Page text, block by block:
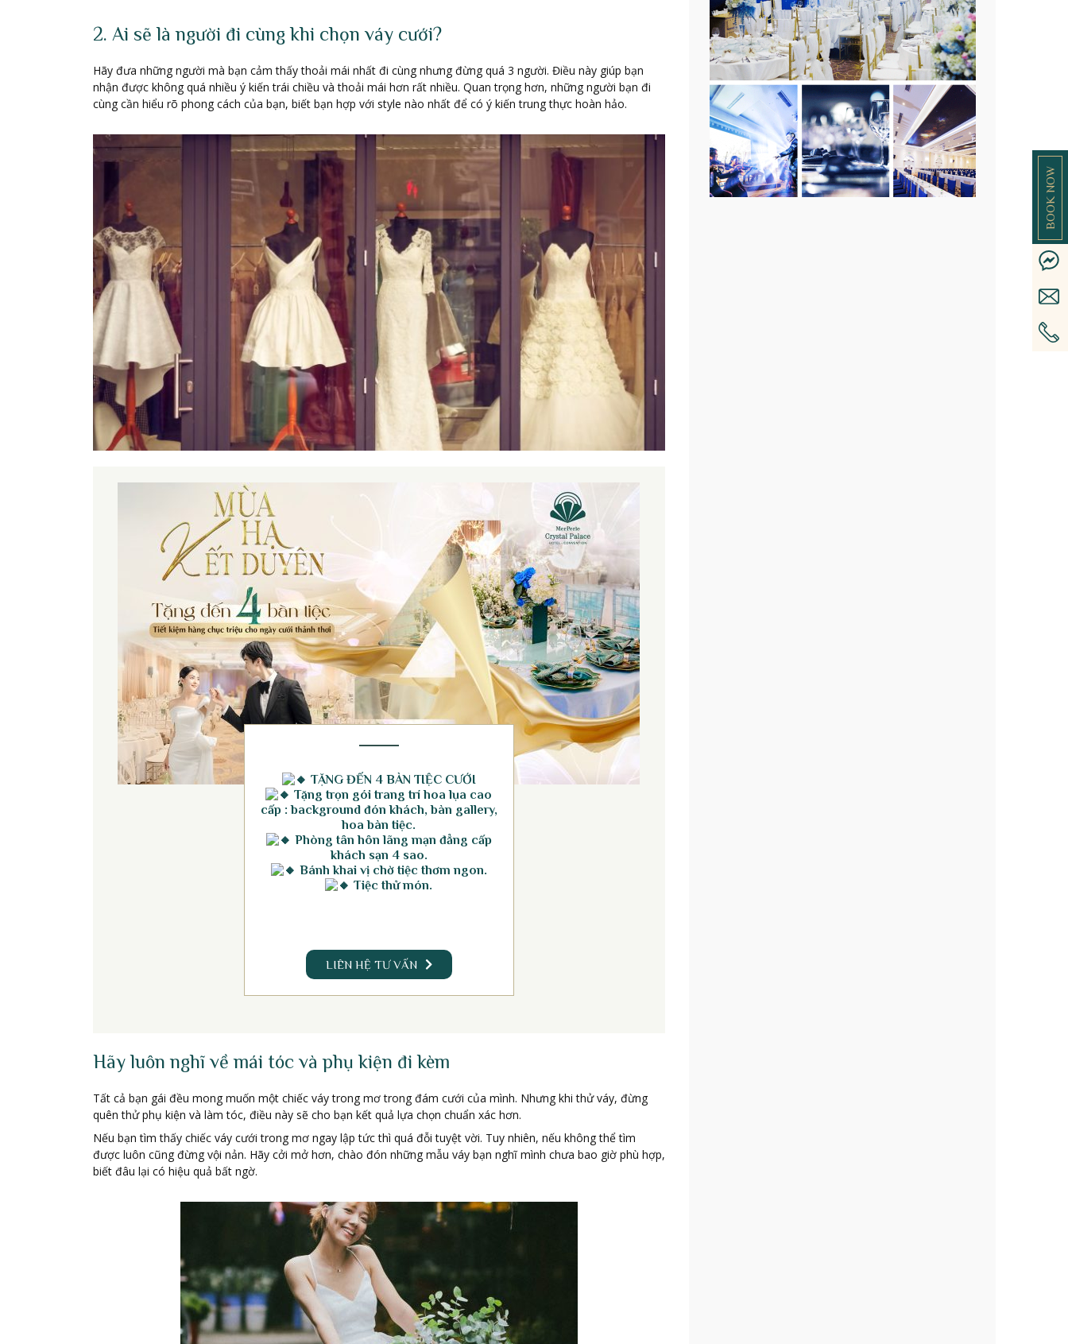
2. Ai sẽ là người đi cùng khi chọn váy cưới?
Hãy đưa những người mà bạn cảm thấy thoải mái nhất đi cùng nhưng đừng quá 3 người. Điều này giúp bạn
nhận được không quá nhiều ý kiến trái chiều và thoải mái hơn rất nhiều. Quan trọng hơn, những người bạn đi
cùng cần hiểu rõ phong cách của bạn, biết bạn hợp với style nào nhất để có ý kiến trung thực hoàn hảo.
TẶNG ĐẾN 4 BÀN TIỆC CƯỚI
Tặng trọn gói trang trí hoa lụa cao
cấp : background đón khách, bàn gallery,
hoa bàn tiệc.
Phòng tân hôn lãng mạn đẳng cấp
khách sạn 4 sao.
Bánh khai vị chờ tiệc thơm ngon.
Tiệc thử món.
LIÊN HỆ TƯ VẤN
Hãy luôn nghĩ về mái tóc và phụ kiện đi kèm
Tất cả bạn gái đều mong muốn một chiếc váy trong mơ trong đám cưới của mình. Nhưng khi thử váy, đừng
quên thử phụ kiện và làm tóc, điều này sẽ cho bạn kết quả lựa chọn chuẩn xác hơn.
Nếu bạn tìm thấy chiếc váy cưới trong mơ ngay lập tức thì quá đỗi tuyệt vời. Tuy nhiên, nếu không thể tìm
được luôn cũng đừng vội nản. Hãy cởi mở hơn, chào đón những mẫu váy bạn nghĩ mình chưa bao giờ phù hợp,
biết đâu lại có hiệu quả bất ngờ.
BOOK NOW